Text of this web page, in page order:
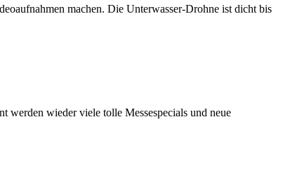
machen. Die Unterwasser-Drohne ist dicht bis
werden wieder viele tolle Messespecials und neue